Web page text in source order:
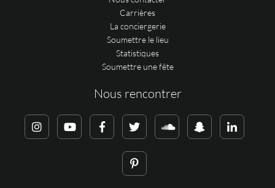
Carrières
La conciergerie
Soumettre le lieu
Statistiques
Soumettre une fête
Nous rencontrer